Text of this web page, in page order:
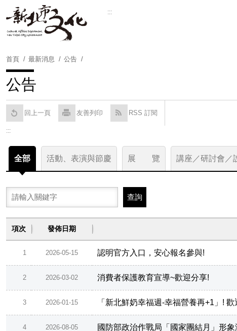
:::
首頁 最新消息 公告
公告
回上一頁 友善列印 RSS 訂閱
:::
全部 活動、表演與節慶 展 覽 講座／研討會／
項次 發佈日期
1 2026-05-15 認明官方入口，安心報名參與!
2 2026-03-02 消費者保護教育宣導~歡迎分享!
3 2026-01-15 「新北鮮奶幸福週-幸福營養再+1」!
4 2026-08-05 國防部政治作戰局「國家團結月」形象